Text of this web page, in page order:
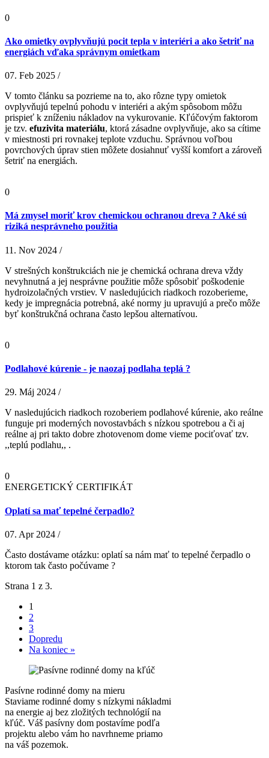
0
Ako omietky ovplyvňujú pocit tepla v interiéri a ako šetriť na
energiách vďaka správnym omietkam
07. Feb 2025 /
V tomto článku sa pozrieme na to, ako rôzne typy omietok
ovplyvňujú tepelnú pohodu v interiéri a akým spôsobom môžu
prispieť k zníženiu nákladov na vykurovanie. Kľúčovým faktorom
je tzv. efuzivita materiálu, ktorá zásadne ovplyvňuje, ako sa cítime
v miestnosti pri rovnakej teplote vzduchu. Správnou voľbou
povrchových úprav stien môžete dosiahnuť vyšší komfort a zároveň
šetriť na energiách.
0
Má zmysel moriť krov chemickou ochranou dreva ? Aké sú
riziká nesprávneho použitia
11. Nov 2024 /
V strešných konštrukciách nie je chemická ochrana dreva vždy
nevyhnutná a jej nesprávne použitie môže spôsobiť poškodenie
hydroizolačných vrstiev. V nasledujúcich riadkoch rozoberieme,
kedy je impregnácia potrebná, aké normy ju upravujú a prečo môže
byť konštrukčná ochrana často lepšou alternatívou.
0
Podlahové kúrenie - je naozaj podlaha teplá ?
29. Máj 2024 /
V nasledujúcich riadkoch rozoberiem podlahové kúrenie, ako reálne
funguje pri moderných novostavbách s nízkou spotrebou a či aj
reálne aj pri takto dobre zhotovenom dome vieme pociťovať tzv.
,,teplú podlahu,, .
0
ENERGETICKÝ CERTIFIKÁT
Oplatí sa mať tepelné čerpadlo?
07. Apr 2024 /
Často dostávame otázku: oplatí sa nám mať to tepelné čerpadlo o
ktorom tak často počúvame ?
Strana 1 z 3.
1
2
3
Dopredu
Na koniec »
Pasívne rodinné domy na mieru
Staviame rodinné domy s nízkymi nákladmi
na energie aj bez zložitých technológií na
kľúč. Váš pasívny dom postavíme podľa
projektu alebo vám ho navrhneme priamo
na váš pozemok.